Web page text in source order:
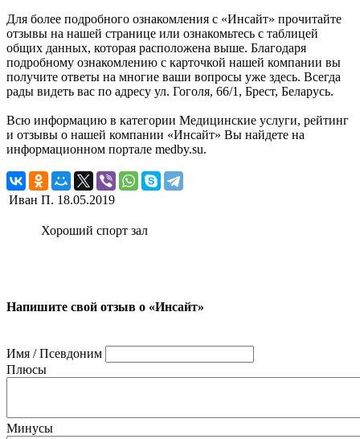
Для более подробного ознакомления с «Инсайт» прочитайте
отзывы на нашей странице или ознакомьтесь с таблицей
общих данных, которая расположена выше. Благодаря
подробному ознакомлению с карточкой нашей компании вы
получите ответы на многие ваши вопросы уже здесь. Всегда
рады видеть вас по адресу ул. Гоголя, 66/1, Брест, Беларусь.
Всю информацию в категории Медицинские услуги, рейтинг
и отзывы о нашей компании «Инсайт» Вы найдете на
информационном портале medby.su.
Иван П. 18.05.2019
Хороший спорт зал
Напишите свой отзыв о «Инсайт»
Имя / Псевдоним
Плюсы
Минусы